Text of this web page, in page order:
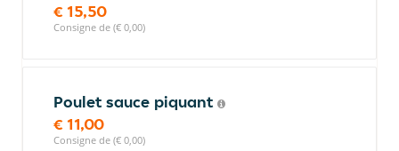
€ 15,50
Consigne de (€ 0,00)
Poulet sauce piquant
€ 11,00
Consigne de (€ 0,00)